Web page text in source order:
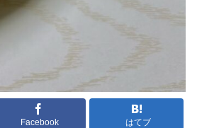
Facebook はてブ